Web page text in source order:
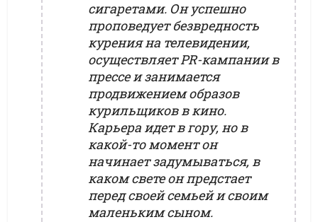
сигаретами. Он успешно
проповедует безвредность
курения на телевидении,
осуществляет PR-кампании в
прессе и занимается
продвижением образов
курильщиков в кино.
Карьера идет в гору, но в
какой-то момент он
начинает задумываться, в
каком свете он предстает
перед своей семьей и своим
маленьким сыном.